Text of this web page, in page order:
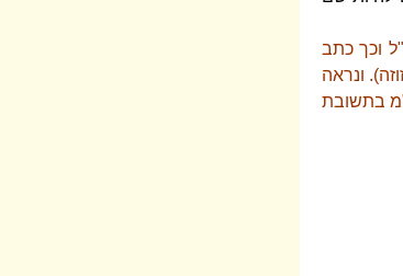
וכך כתב
ונראה
בתשובת